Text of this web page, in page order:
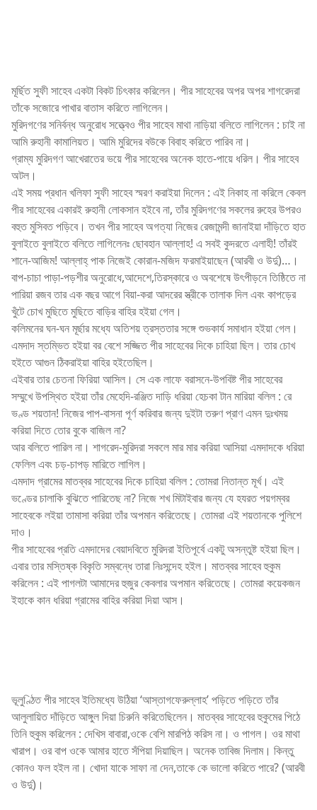
মূর্ছিত সুফী সাহেব একটা বিকট চিৎকার করিলেন। পীর সাহেবের অপর অপর শাগরেদরা
তাঁকে সজোরে পাখার বাতাস করিতে লাগিলেন।
মুরিদগণের সনির্বন্ধ অনুরোধ সত্ত্বেও পীর সাহেব মাথা নাড়িয়া বলিতে লাগিলেন : চাই না
আমি রুহানী কামালিয়ত। আমি মুরিদের বউকে বিবাহ করিতে পারিব না।
গ্রাম্য মুরিদগণ আখেরাতের ভয়ে পীর সাহেবের অনেক হাতে-পায়ে ধরিল। পীর সাহেব
অটল।
এই সময় প্রধান খলিফা সুফী সাহেব স্মরণ করাইয়া দিলেন : এই নিকাহ না করিলে কেবল
পীর সাহেবের একারই রুহানী লোকসান হইবে না, তাঁর মুরিদগণের সকলের রুহের উপরও
বহুত মুসিবত পড়িবে। তখন পীর সাহেব অগত্যা নিজের রেজামন্দী জানাইয়া দাঁড়িতে হাত
বুলাইতে বুলাইতে বলিতে লাগিলেনঃ ছোবহান আল্লাহ! এ সবই কুদরতে এলাহী! তাঁরই
শানে-আজিম! আল্লাহ্ পাক নিজেই কোরান-মজিদ ফরমাইয়াছেন (আরবী ও উর্দু)…।
বাপ-চাচা পাড়া-পড়শীর অনুরোধে,আদেশে,তিরস্কারে ও অবশেষে উৎপীড়নে তিষ্ঠিতে না
পারিয়া রজব তার এক বছর আগে বিয়া-করা আদরের স্ত্রীকে তালাক দিল এবং কাপড়ের
খুঁটে চোখ মুছিতে মুছিতে বাড়ির বাহির হইয়া গেল।
কলিমনের ঘন-ঘন মূর্ছার মধ্যে অতিশয় ত্রস্ততার সঙ্গে শুভকার্য সমাধান হইয়া গেল।
এমদাদ স্তম্ভিত হইয়া বর বেশে সজ্জিত পীর সাহেবের দিকে চাহিয়া ছিল। তার চোখ
হইতে আগুন ঠিকরাইয়া বাহির হইতেছিল।
এইবার তার চেতনা ফিরিয়া আসিল। সে এক লাফে বরাসনে-উপবিষ্ট পীর সাহেবের
সম্মুখে উপস্থিত হইয়া তাঁর মেহেদি-রঞ্জিত দাড়ি ধরিয়া হেচকা টান মারিয়া বলিল : রে
ভণ্ড শয়তান! নিজের পাপ-বাসনা পূর্ণ করিবার জন্য দুইটা তরুণ প্রাণ এমন দুঃখময়
করিয়া দিতে তোর বুকে বাজিল না?
আর বলিতে পারিল না। শাগরেদ-মুরিদরা সকলে মার মার করিয়া আসিয়া এমদাদকে ধরিয়া
ফেলিল এবং চড়-চাপড় মারিতে লাগিল।
এমদাদ গ্রামের মাতব্বর সাহেবের দিকে চাহিয়া বলিল : তোমরা নিতান্ত মূর্খ। এই
ভণ্ডের চালাকি বুঝিতে পারিতেছ না? নিজে শখ মিটাইবার জন্য যে হযরত পয়গম্বর
সাহেবকে লইয়া তামাসা করিয়া তাঁর অপমান করিতেছে। তোমরা এই শয়তানকে পুলিশে
দাও।
পীর সাহেবের প্রতি এমদাদের বেয়াদবিতে মুরিদরা ইতিপূর্বে একটু অসন্তুষ্ট হইয়া ছিল।
এবার তার মস্তিষ্ক বিকৃতি সম্বন্ধে তারা নিঃসন্দেহ হইল। মাতব্বর সাহেব হুকুম
করিলেন : এই পাগলটা আমাদের হুজুর কেবলার অপমান করিতেছে। তোমরা কয়েকজন
ইহাকে কান ধরিয়া গ্রামের বাহির করিয়া দিয়া আস।
ভূলুণ্ঠিত পীর সাহেব ইতিমধ্যে উঠিয়া ‘আস্তাগফেরুল্লাহ’ পড়িতে পড়িতে তাঁর
আলুলায়িত দাঁড়িতে আঙ্গুল দিয়া চিরুনি করিতেছিলেন। মাতব্বর সাহেবের হুকুমের পিঠে
তিনি হুকুম করিলেন : দেখিস বাবারা,ওকে বেশি মারপিঠ করিস না। ও পাগল। ওর মাথা
খারাপ। ওর বাপ ওকে আমার হাতে সঁপিয়া দিয়াছিল। অনেক তাবিজ দিলাম। কিন্তু
কোনও ফল হইল না। খোদা যাকে সাফা না দেন,তাকে কে ভালো করিতে পারে? (আরবী
ও উর্দু)।